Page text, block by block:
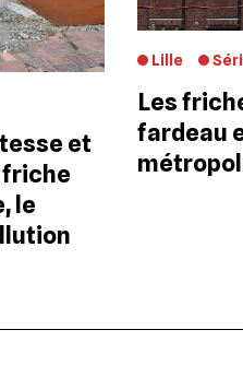
et
friche
le
Lille
Les
fardeau